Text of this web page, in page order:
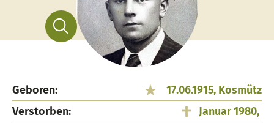
Geboren:
17.06.1915, Kosmütz
Verstorben:
Januar 1980,